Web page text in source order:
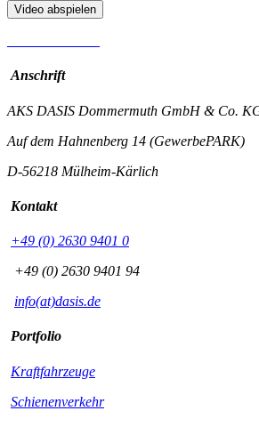
Video abspielen
Anschrift
AKS DASIS Dommermuth GmbH & Co.
Auf dem Hahnenberg 14 (GewerbePARK)
D-56218 Mülheim-Kärlich
Kontakt
+49 (0) 2630 9401 0
+49 (0) 2630 9401 94
info(at)dasis.de
Portfolio
Kraftfahrzeuge
Schienenverkehr